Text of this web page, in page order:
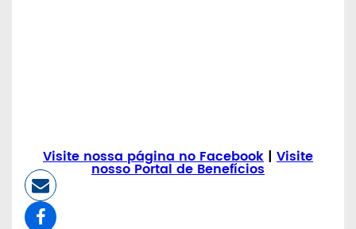
Visite nossa página no Facebook | Visite
nosso Portal de Benefícios